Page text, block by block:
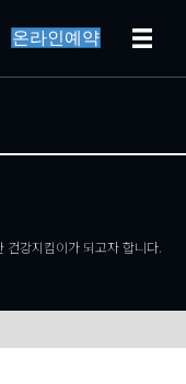
온라인예약
건강지킴이가 되고자 합니다.